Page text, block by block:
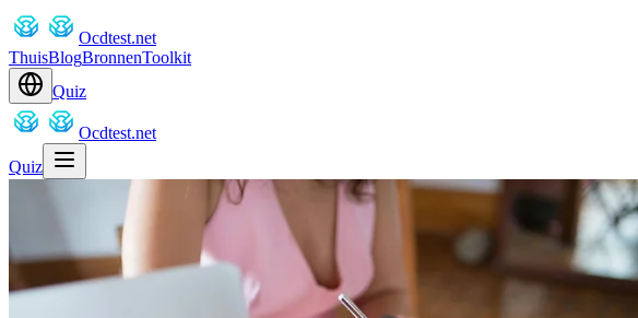
Ocdtest.net
ThuisBlogBronnenToolkit
Quiz
Ocdtest.net
Quiz